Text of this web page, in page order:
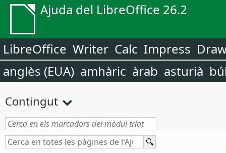
Ajuda del LibreOffice 26.2
LibreOffice Writer Calc Impress
anglès (EUA) amhàric àrab asturià
Contingut